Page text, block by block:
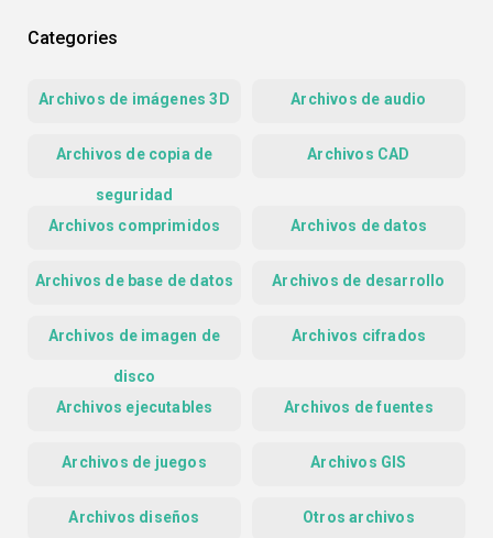
Categories
Archivos de imágenes 3D Archivos de audio
Archivos de copia de
seguridad
Archivos CAD
Archivos comprimidos Archivos de datos
Archivos de base de datos Archivos de desarrollo
Archivos de imagen de
disco
Archivos cifrados
Archivos ejecutables Archivos de fuentes
Archivos de juegos Archivos GIS
Archivos diseños Otros archivos